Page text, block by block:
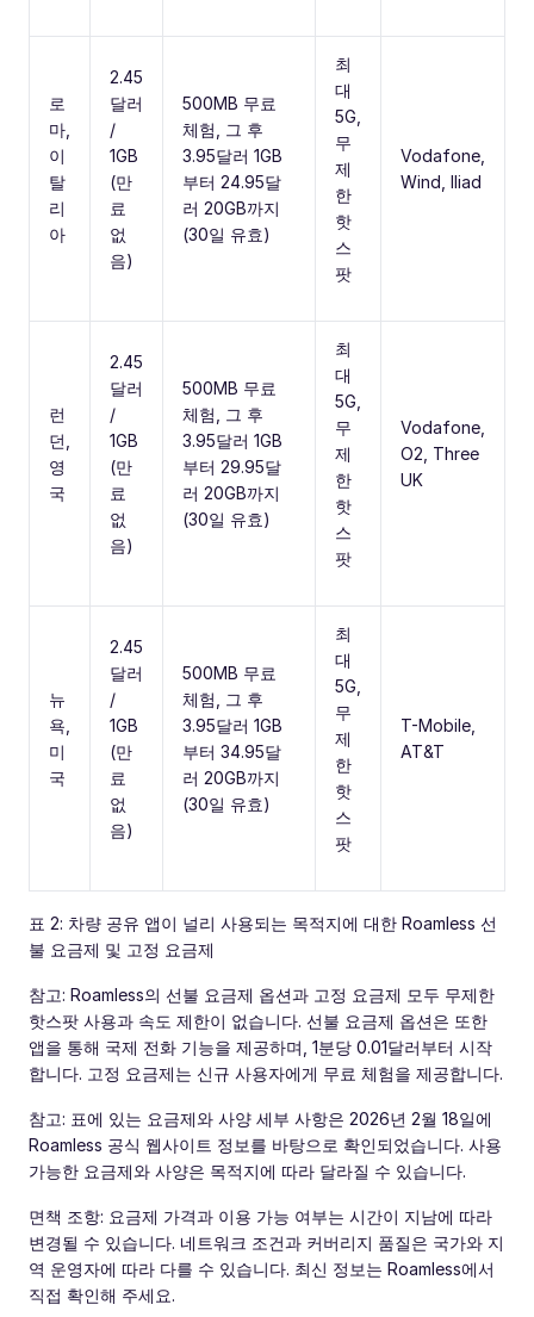
로
마,
이
탈
리
아
2.45
달러
/
1GB
(만
료
없
음)
500MB 무료
체험, 그 후
3.95달러 1GB
부터 24.95달
러 20GB까지
(30일 유효)
최
대
5G,
무
제
한
핫
스
팟
Vodafone,
Wind, Iliad
런
던,
영
국
2.45
달러
/
1GB
(만
료
없
음)
500MB 무료
체험, 그 후
3.95달러 1GB
부터 29.95달
러 20GB까지
(30일 유효)
최
대
5G,
무
제
한
핫
스
팟
Vodafone,
O2, Three
UK
뉴
욕,
미
국
2.45
달러
/
1GB
(만
료
없
음)
500MB 무료
체험, 그 후
3.95달러 1GB
부터 34.95달
러 20GB까지
(30일 유효)
최
대
5G,
무
제
한
핫
스
팟
T-Mobile,
AT&T
표 2: 차량 공유 앱이 널리 사용되는 목적지에 대한 Roamless 선
불 요금제 및 고정 요금제
참고: Roamless의 선불 요금제 옵션과 고정 요금제 모두 무제한
핫스팟 사용과 속도 제한이 없습니다. 선불 요금제 옵션은 또한
앱을 통해 국제 전화 기능을 제공하며, 1분당 0.01달러부터 시작
합니다. 고정 요금제는 신규 사용자에게 무료 체험을 제공합니다.
참고: 표에 있는 요금제와 사양 세부 사항은 2026년 2월 18일에
Roamless 공식 웹사이트 정보를 바탕으로 확인되었습니다. 사용
가능한 요금제와 사양은 목적지에 따라 달라질 수 있습니다.
면책 조항: 요금제 가격과 이용 가능 여부는 시간이 지남에 따라
변경될 수 있습니다. 네트워크 조건과 커버리지 품질은 국가와 지
역 운영자에 따라 다를 수 있습니다. 최신 정보는 Roamless에서
직접 확인해 주세요.